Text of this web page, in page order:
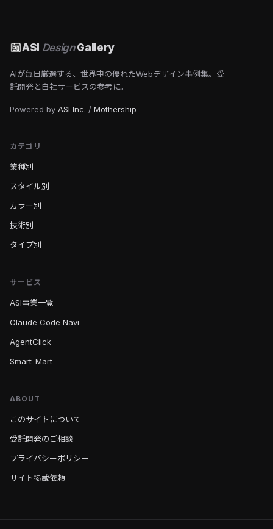
ASI DesignGallery
AIが毎日厳選する、世界中の優れたWebデザイン事例集。受
託開発と自社サービスの参考に。
Powered by ASI Inc. / Mothership
カテゴリ
業種別
スタイル別
カラー別
技術別
タイプ別
サービス
ASI事業一覧
Claude Code Navi
AgentClick
Smart-Mart
ABOUT
このサイトについて
受託開発のご相談
プライバシーポリシー
サイト掲載依頼